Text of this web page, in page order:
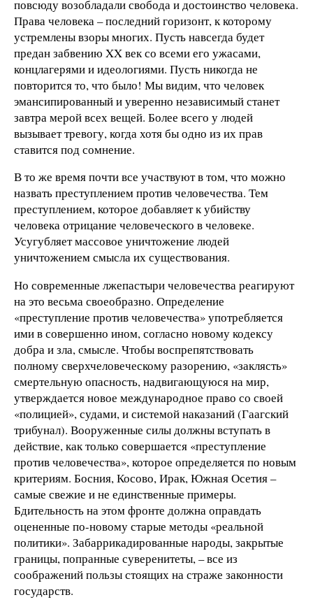
повсюду возобладали свобода и достоинство человека.
Права человека – последний горизонт, к которому
устремлены взоры многих. Пусть навсегда будет
предан забвению XX век со всеми его ужасами,
концлагерями и идеологиями. Пусть никогда не
повторится то, что было! Мы видим, что человек
эмансипированный и уверенно независимый станет
завтра мерой всех вещей. Более всего у людей
вызывает тревогу, когда хотя бы одно из их прав
ставится под сомнение.
В то же время почти все участвуют в том, что можно
назвать преступлением против человечества. Тем
преступлением, которое добавляет к убийству
человека отрицание человеческого в человеке.
Усугубляет массовое уничтожение людей
уничтожением смысла их существования.
Но современные лжепастыри человечества реагируют
на это весьма своеобразно. Определение
«преступление против человечества» употребляется
ими в совершенно ином, согласно новому кодексу
добра и зла, смысле. Чтобы воспрепятствовать
полному сверхчеловеческому разорению, «заклясть»
смертельную опасность, надвигающуюся на мир,
утверждается новое международное право со своей
«полицией», судами, и системой наказаний (Гаагский
трибунал). Вооруженные силы должны вступать в
действие, как только совершается «преступление
против человечества», которое определяется по новым
критериям. Босния, Косово, Ирак, Южная Осетия –
самые свежие и не единственные примеры.
Бдительность на этом фронте должна оправдать
оцененные по-новому старые методы «реальной
политики». Забаррикадированные народы, закрытые
границы, попранные суверенитеты, – все из
соображений пользы стоящих на страже законности
государств.